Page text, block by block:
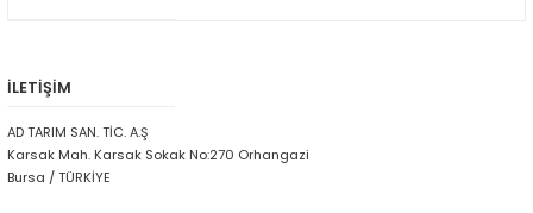
İLETİŞİM
AD TARIM SAN. TİC. A.Ş
Karsak Mah. Karsak Sokak No:270 Orhangazi
Bursa / TÜRKİYE